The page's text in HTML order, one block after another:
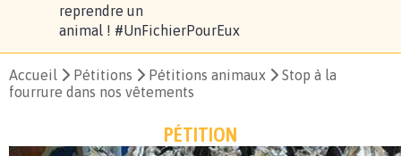
reprendre un
animal ! #UnFichierPourEux
Accueil Pétitions Pétitions animaux
Stop à la
fourrure dans nos vêtements
PÉTITION